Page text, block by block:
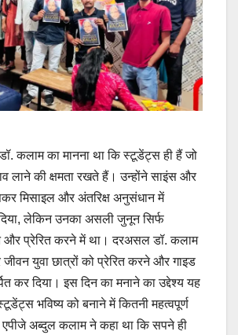
कलाम का मानना था कि स्टूडेंट्स ही हैं जो
लाने की क्षमता रखते हैं। उन्होंने साइंस और
मिसाइल और अंतरिक्ष अनुसंधान में
दिया, लेकिन उनका असली जुनून सिर्फ
और प्रेरित करने में था। दरअसल डॉ. कलाम
युवा छात्रों को प्रेरित करने और गाइड
कर दिया। इस दिन का मनाने का उद्देश्य यह
भविष्य को बनाने में कितनी महत्वपूर्ण
एपीजे अब्दुल कलाम ने कहा था कि सपने ही